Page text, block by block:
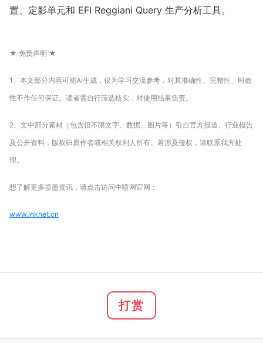
置、定影单元和 EFI Reggiani Query 生产分析工具。
★ 免责声明 ★
1、本文部分内容可能AI生成，仅为学习交流参考，对其准确性、完整性、时效
性不作任何保证。读者需自行筛选核实，对使用结果负责。
2、文中部分素材（包含但不限文字、数据、图片等）引自官方报道、行业报告
及公开资料，版权归原作者或相关权利人所有。若涉及侵权，请联系我方处
理。
想了解更多喷墨资讯，请点击访问中喷网官网：
www.inknet.cn
打赏